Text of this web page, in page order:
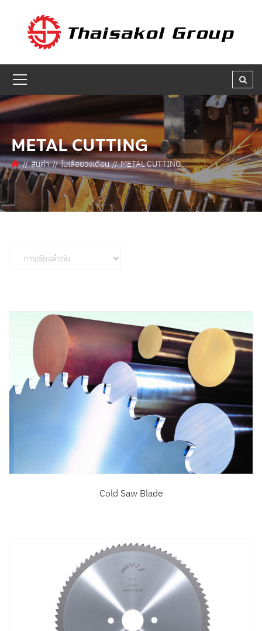
GET A QUOTE
ชื่อบริษัท :
เบอร์ติดต่อกลับ * :
อีเมล * :
หมวดสินค้าที่สนใจ :
รายละเอียดเพิ่มเติม :
METAL CUTTING
สินค้า ใบเลื่อยวงเดือน METAL CUTTING
Cold Saw Blade